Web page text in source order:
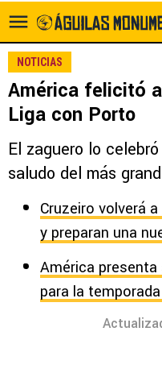
NOTICIAS
América felicitó
Liga con Porto
El zaguero lo
saludo del más
Cruzeiro volverá
y preparan una
América
para la